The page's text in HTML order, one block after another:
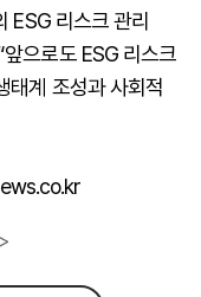
ESG 리스크 관리
으로도 ESG 리스크
태계 조성과 사회적